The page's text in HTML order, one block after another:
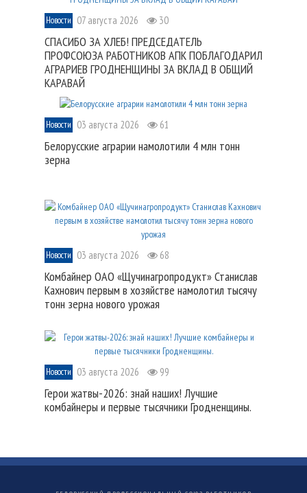
Новости 07 августа 2026 30
СПАСИБО ЗА ХЛЕБ! ПРЕДСЕДАТЕЛЬ
ПРОФСОЮЗА РАБОТНИКОВ АПК ПОБЛАГОДАРИЛ
АГРАРИЕВ ГРОДНЕНЩИНЫ ЗА ВКЛАД В ОБЩИЙ
КАРАВАЙ
Новости 03 августа 2026 61
Белорусские аграрии намолотили 4 млн тонн
зерна
Новости 03 августа 2026 68
Комбайнер ОАО «Щучинагропродукт» Станислав
Кахнович первым в хозяйстве намолотил тысячу
тонн зерна нового урожая
Новости 03 августа 2026 99
Герои жатвы-2026: знай наших! Лучшие
комбайнеры и первые тысячники Гродненщины.